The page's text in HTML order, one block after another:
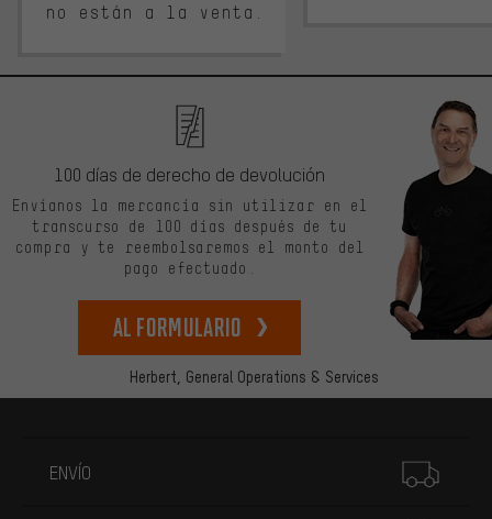
no están a la venta.
Herbert, General Operations & Services
100 días de derecho de devolución
Envíanos la mercancía sin utilizar en el
transcurso de 100 días después de tu
compra y te reembolsaremos el monto del
pago efectuado.
Al formulario
ENVÍO